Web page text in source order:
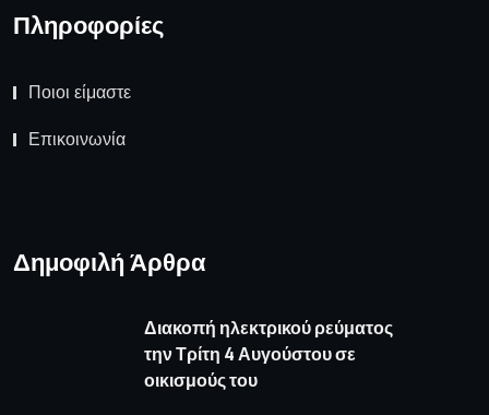
Πληροφορίες
Ποιοι είμαστε
Επικοινωνία
Δημοφιλή Άρθρα
Διακοπή ηλεκτρικού ρεύματος
την Τρίτη 4 Αυγούστου σε
οικισμούς του